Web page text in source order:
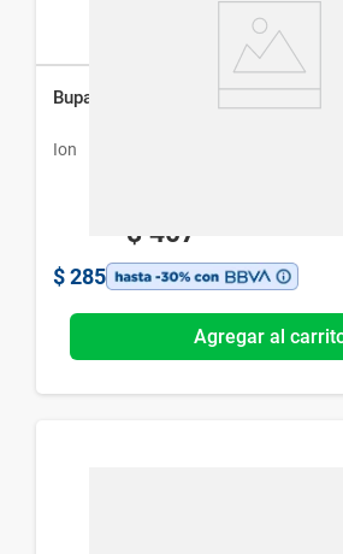
Bupasmol Bromuro de Hioscina x
Ion
$ 407
$ 285
Agregar al